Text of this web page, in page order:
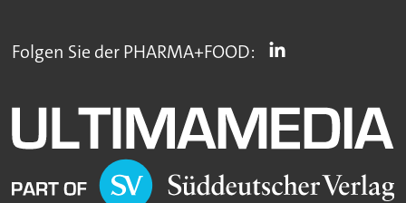
Folgen Sie der PHARMA+FOOD: